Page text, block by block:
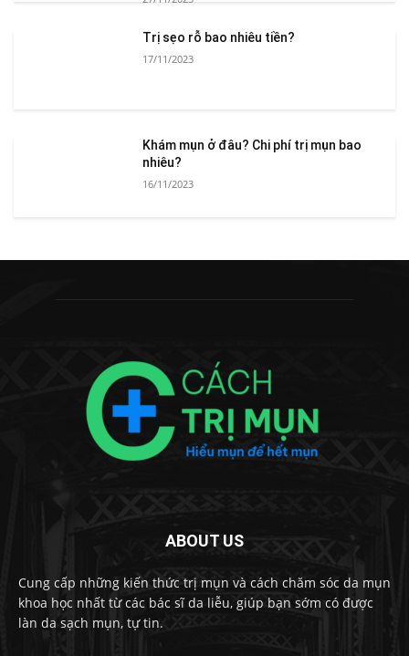
Trị sẹo rỗ bao nhiêu tiền?
17/11/2023
Khám mụn ở đâu? Chi phí trị mụn bao
nhiêu?
16/11/2023
ABOUT US
Cung cấp những kiến thức trị mụn và cách chăm sóc da mụn
khoa học nhất từ các bác sĩ da liễu, giúp bạn sớm có được
làn da sạch mụn, tự tin.